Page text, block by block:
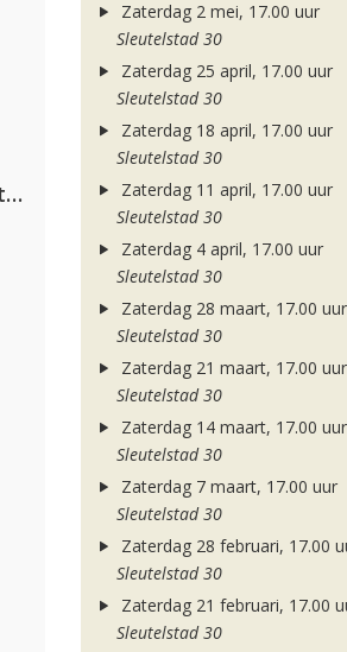
Dimitri Vegas & Like Mike ft. Tiësto, W&W & Dido
Zaterdag 2 mei, 17.00 uur
Sleutelstad 30
Zaterdag 25 april, 17.00 uur
Sleutelstad 30
Zaterdag 18 april, 17.00 uur
Sleutelstad 30
Zaterdag 11 april, 17.00 uur
Sleutelstad 30
Zaterdag 4 april, 17.00 uur
Sleutelstad 30
Zaterdag 28 maart, 17.00 uur
Sleutelstad 30
Zaterdag 21 maart, 17.00 uur
Sleutelstad 30
Zaterdag 14 maart, 17.00 uur
Sleutelstad 30
Zaterdag 7 maart, 17.00 uur
Sleutelstad 30
Zaterdag 28 februari, 17.00
Sleutelstad 30
Zaterdag 21 februari, 17.00
Sleutelstad 30